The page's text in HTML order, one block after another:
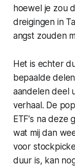
hoewel je zou
dreigingen in
angst zouden
Het is echter
bepaalde
aandelen deel
verhaal. De
ETF's na deze
wat mij dan
voor
duur is, kan